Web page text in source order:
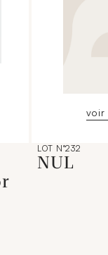
voir
LOT N°232
NUL